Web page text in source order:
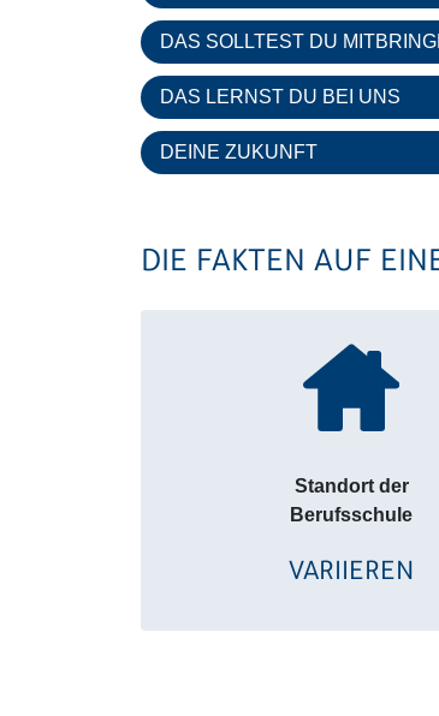
DAS SOLLTEST DU
DAS LERNST DU BEI UNS
DEINE ZUKUNFT
DIE FAKTEN AUF
Standort der
Berufsschule
VARIIEREN